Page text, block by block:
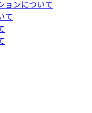
ョンについて
て